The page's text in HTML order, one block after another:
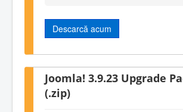
Descarcă acum
Joomla! 3.9.23 Upgrade
(.zip)